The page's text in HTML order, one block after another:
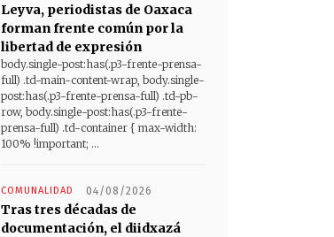
Leyva, periodistas de Oaxaca
forman frente común por la
libertad de expresión
body.single-post:has(.p3-frente-prensa-
full) .td-main-content-wrap, body.single-
post:has(.p3-frente-prensa-full) .td-pb-
row, body.single-post:has(.p3-frente-
prensa-full) .td-container { max-width:
100% !important; ...
COMUNALIDAD 04/08/2026
Tras tres décadas de
documentación, el diidxazá